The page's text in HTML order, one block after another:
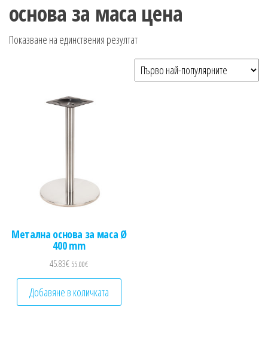
основа за маса цена
Показване на единствения резултат
Метална основа за маса Ø
400 mm
45.83€ 55.00€
Добавяне в количката